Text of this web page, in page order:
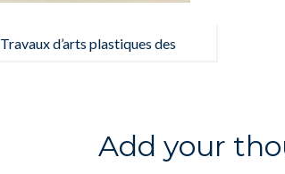
Travaux d’arts plastiques des
Add your